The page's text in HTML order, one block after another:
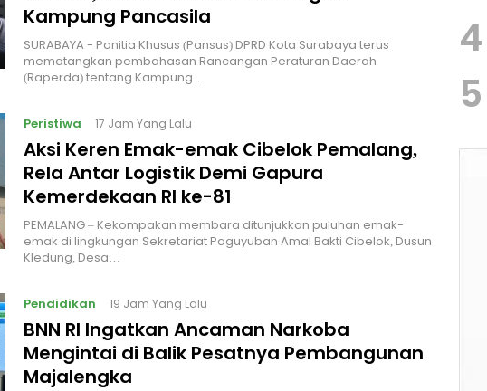
Kampung Pancasila
‎SURABAYA - Panitia Khusus (Pansus) DPRD Kota Surabaya terus
mematangkan pembahasan Rancangan Peraturan Daerah
(Raperda) tentang Kampung…
Peristiwa 17 Jam Yang Lalu
Aksi Keren Emak-emak Cibelok Pemalang,
Rela Antar Logistik Demi Gapura
Kemerdekaan RI ke-81
PEMALANG – Kekompakan membara ditunjukkan puluhan emak-
emak di lingkungan Sekretariat Paguyuban Amal Bakti Cibelok, Dusun
Kledung, Desa…
Pendidikan 19 Jam Yang Lalu
BNN RI Ingatkan Ancaman Narkoba
Mengintai di Balik Pesatnya Pembangunan
Majalengka
4
5